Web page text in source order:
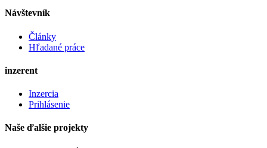
Návštevník
Články
Hľadané práce
inzerent
Inzercia
Prihlásenie
Naše ďalšie projekty